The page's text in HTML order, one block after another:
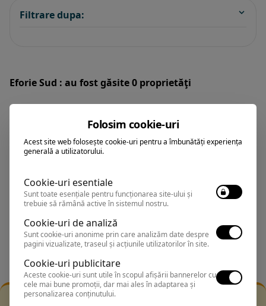
Filtrare dupa:
Eforie Sud : au fost găsite 0 proprietăţi
All Inclusive
Exclusiv Paradis
Stele 1-5
Stele 5-1
Filtrarea nu a returnat niciun rezultat
Folosim cookie-uri
Acest site web folosește cookie-uri pentru a îmbunătăți experiența
generală a utilizatorului.
Cookie-uri esentiale
Sunt toate esențiale pentru funcționarea site-ului și
trebuie să rămână active în sistemul nostru.
Cookie-uri de analiză
Sunt cookie-uri anonime prin care analizăm date despre
pagini vizualizate, traseul și acțiunile utilizatorilor în site.
Cookie-uri publicitare
Aceste cookie-uri sunt utile în scopul afișării bannerelor cu
cele mai bune promoții, dar mai ales în adaptarea și
personalizarea conținutului.